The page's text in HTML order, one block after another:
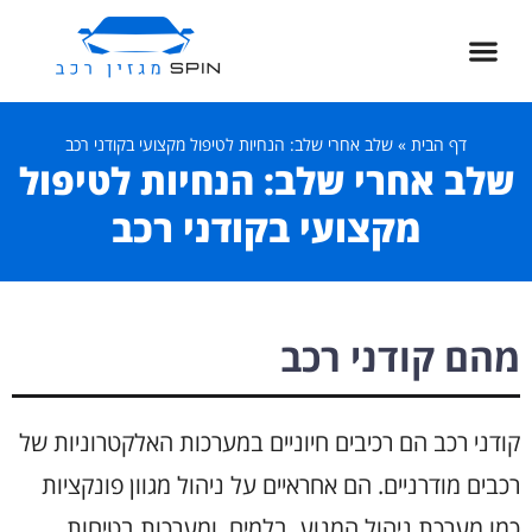
דף הבית » שלב אחרי שלב: הנחיות לטיפול מקצועי בקודני רכב
שלב אחרי שלב: הנחיות לטיפול
מקצועי בקודני רכב
מהם קודני רכב
קודני רכב הם רכיבים חיוניים במערכות האלקטרוניות של
רכבים מודרניים. הם אחראיים על ניהול מגוון פונקציות